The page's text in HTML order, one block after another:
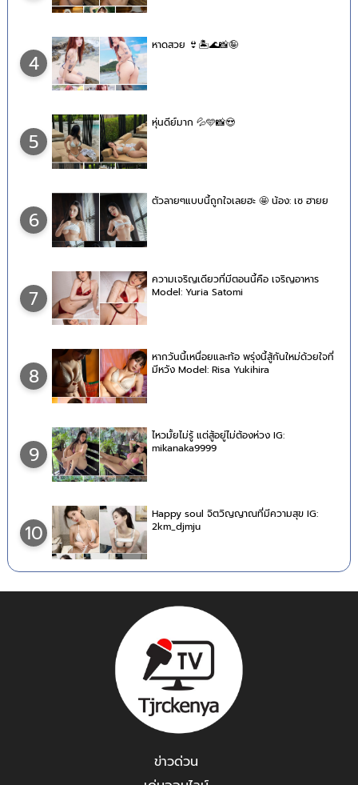
4
หาดสวย 👙🏝🌊📸🤪
5
หุ่นดีย์มาก 💦🩵📸😍
6
ตัวลายๆแบบนี้ถูกใจเลยฮะ 🤩 น้อง: เซ ฮายย
7
ความเจริญเดียวที่มีตอนนี้คือ เจริญอาหาร
Model: Yuria Satomi
8
หากวันนี้เหนื่อยและท้อ พรุ่งนี้สู้กันใหม่ด้วยใจที่
มีหวัง Model: Risa Yukihira
9
ไหวมั้ยไม่รู้ แต่สู้อยู่ไม่ต้องห่วง IG:
mikanaka9999
10
Happy soul จิตวิญญาณที่มีความสุข IG:
2km_djmju
ข่าวด่วน